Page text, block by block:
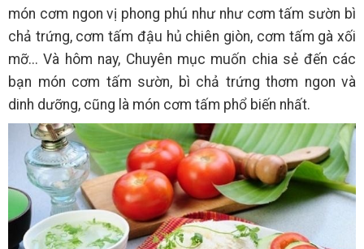
món cơm ngon vị phong phú như như cơm tấm sườn bì
chả trứng, cơm tấm đậu hủ chiên giòn, cơm tấm gà xối
mỡ... Và hôm nay, Chuyên mục muốn chia sẻ đến các
bạn món cơm tấm sườn, bì chả trứng thơm ngon và
dinh dưỡng, cũng là món cơm tấm phổ biến nhất.